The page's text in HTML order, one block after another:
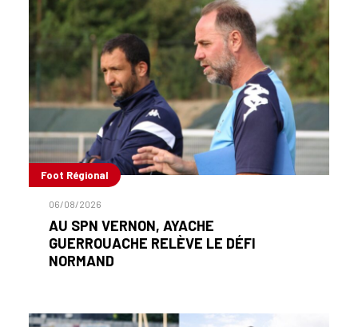
Foot Régional
06/08/2026
AU SPN VERNON, AYACHE
GUERROUACHE RELÈVE LE DÉFI
NORMAND